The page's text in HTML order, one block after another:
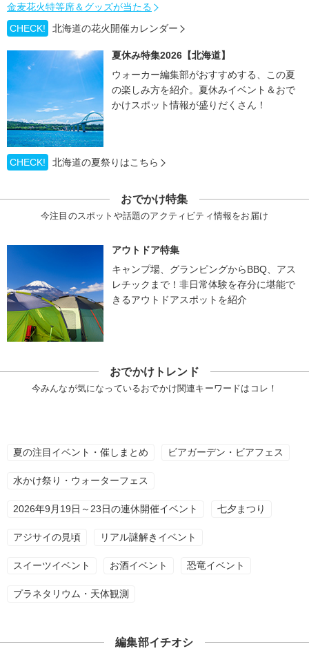
金麦花火特等席＆グッズが当たる
CHECK!
北海道の花火開催カレンダー
夏休み特集2026【北海道】
ウォーカー編集部がおすすめする、この夏
の楽しみ方を紹介。夏休みイベント＆おで
かけスポット情報が盛りだくさん！
CHECK! 北海道の夏祭りはこちら
おでかけ特集
今注目のスポットや話題のアクティビティ情報をお届け
アウトドア特集
キャンプ場、グランピングからBBQ、アス
レチックまで！非日常体験を存分に堪能で
きるアウトドアスポットを紹介
おでかけトレンド
今みんなが気になっているおでかけ関連キーワードはコレ！
夏の注目イベント・催しまとめ ビアガーデン・ビアフェス
水かけ祭り・ウォーターフェス
2026年9月19日～23日の連休開催イベント 七夕まつり
アジサイの見頃 リアル謎解きイベント
スイーツイベント お酒イベント 恐竜イベント
プラネタリウム・天体観測
編集部イチオシ